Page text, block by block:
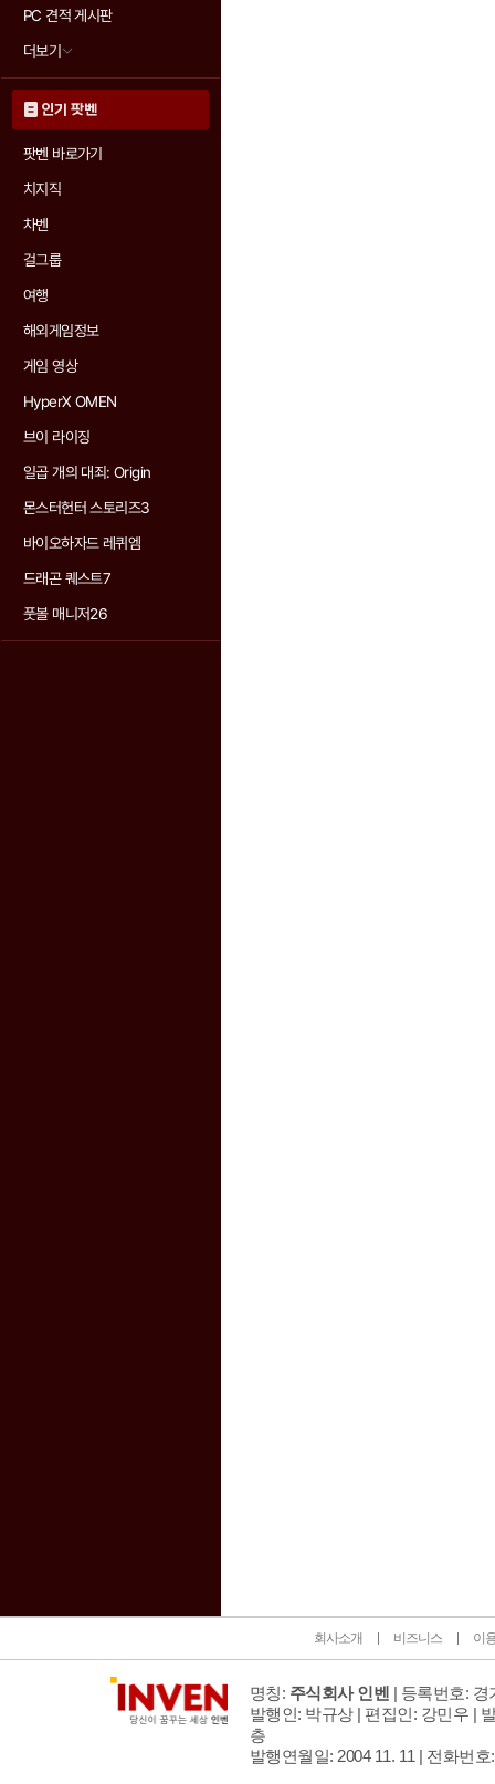
PC 견적 게시판
더보기
인기 팟벤
팟벤 바로가기
치지직
차벤
걸그룹
여행
해외게임정보
게임 영상
HyperX OMEN
브이 라이징
일곱 개의 대죄: Origin
몬스터헌터 스토리즈3
바이오하자드 레퀴엠
드래곤 퀘스트7
풋볼 매니저26
회사소개 비즈니스 이
명칭: 주식회사 인벤 | 등록번호: 경
발행인: 박규상 | 편집인: 강민우 |
층
발행연월일: 2004 11. 11 | 전화번호